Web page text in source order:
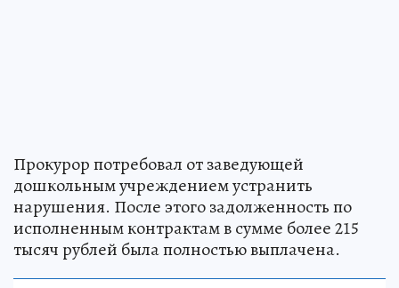
Прокурор потребовал от заведующей
дошкольным учреждением устранить
нарушения. После этого задолженность по
исполненным контрактам в сумме более 215
тысяч рублей была полностью выплачена.